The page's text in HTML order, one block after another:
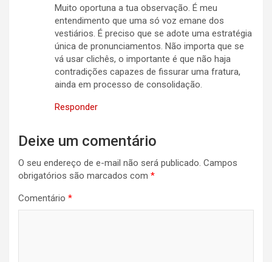
Muito oportuna a tua observação. É meu
entendimento que uma só voz emane dos
vestiários. É preciso que se adote uma estratégia
única de pronunciamentos. Não importa que se
vá usar clichês, o importante é que não haja
contradições capazes de fissurar uma fratura,
ainda em processo de consolidação.
Responder
Deixe um comentário
O seu endereço de e-mail não será publicado. Campos
obrigatórios são marcados com *
Comentário *